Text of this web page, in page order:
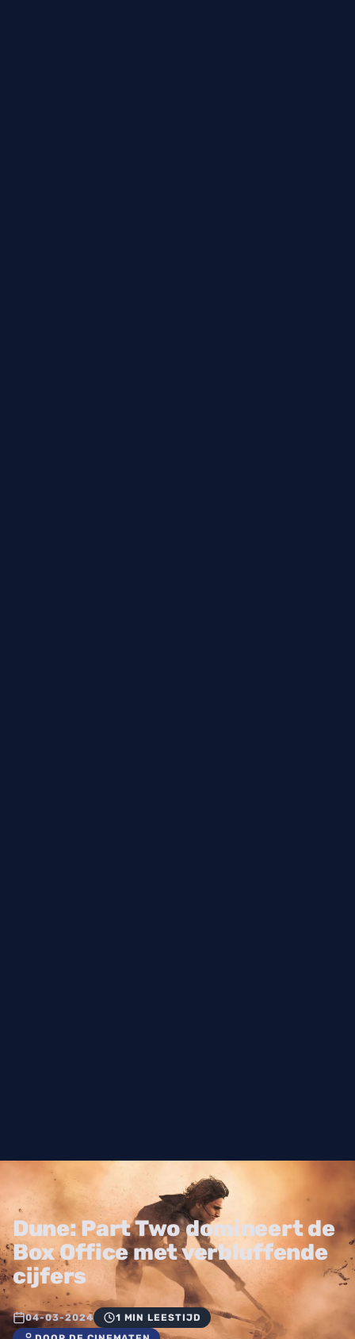
Dune: Part Two domineert de
Box Office met verbluffende
cijfers
04-03-2024
1 MIN LEESTIJD